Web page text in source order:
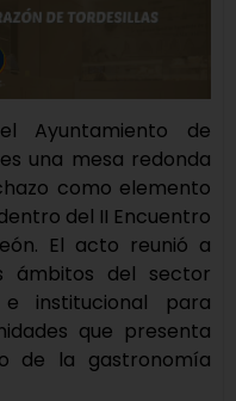
Ayuntamiento de
una mesa redonda
como elemento
del II Encuentro
El acto reunió a
ámbitos del sector
e institucional para
que presenta
de la gastronomía